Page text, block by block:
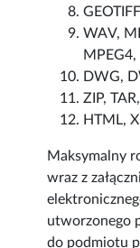
WAV,
DWG,
ZIP,
HTML,
Maksymalny
wraz z
utworzonego
do podmiotu